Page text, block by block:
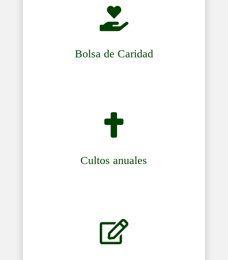

Bolsa de Caridad

Cultos anuales
